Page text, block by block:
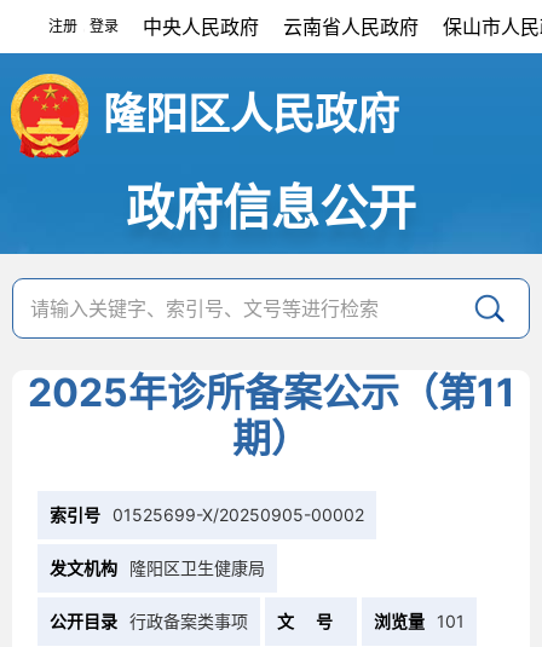
注册 登录 中央人民政府 云南省人民政府 保山市人
隆阳区人民政府
政府信息公开
2025年诊所备案公示（第11
期）
索引号 01525699-X/20250905-00002
发文机构 隆阳区卫生健康局
公开目录 行政备案类事项 文 号 浏览量 101